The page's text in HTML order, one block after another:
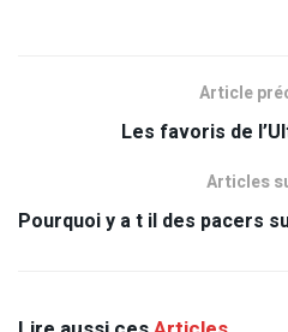
Article
Les favoris de
Articles
Pourquoi y a t il des pacers